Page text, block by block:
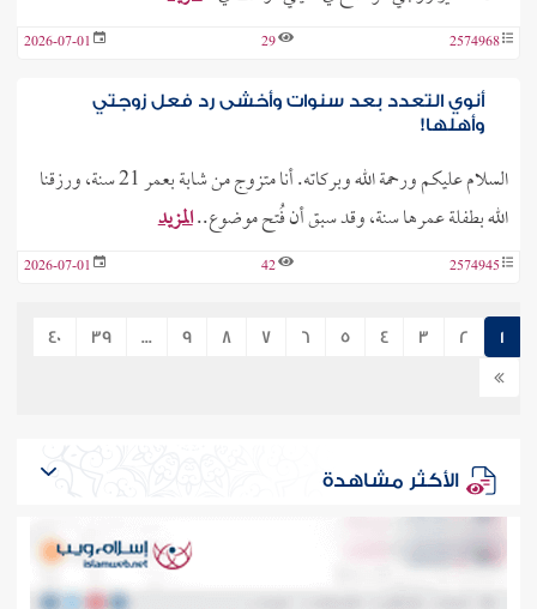
2574968
29
2026-07-01
أنوي التعدد بعد سنوات وأخشى رد فعل زوجتي
وأهلها!
السلام عليكم ورحمة الله وبركاته. أنا متزوج من شابة بعمر 21 سنة، ورزقنا
الله بطفلة عمرها سنة، وقد سبق أن فُتح موضوع..المزيد
2574945
42
2026-07-01
1
2
3
4
5
6
7
8
9
...
39
40
الأكثر مشاهدة